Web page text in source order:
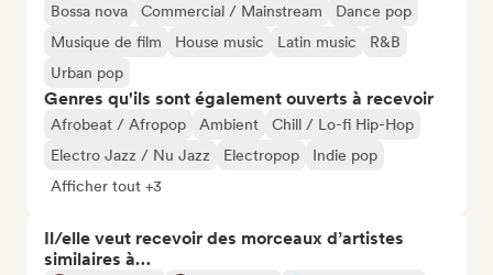
Bossa nova Commercial / Mainstream
Dance pop
Musique de film
House music Latin music
R&B
Urban pop
Genres qu'ils sont également ouverts à recevoir
Afrobeat / Afropop Ambient
Chill / Lo-fi Hip-Hop
Electro Jazz / Nu Jazz
Electropop
Indie pop
Afficher tout +3
Il/elle veut recevoir des morceaux d’artistes
similaires à…